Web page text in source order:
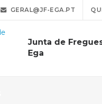
GERAL@JF-EGA.PT
Junta de
Ega